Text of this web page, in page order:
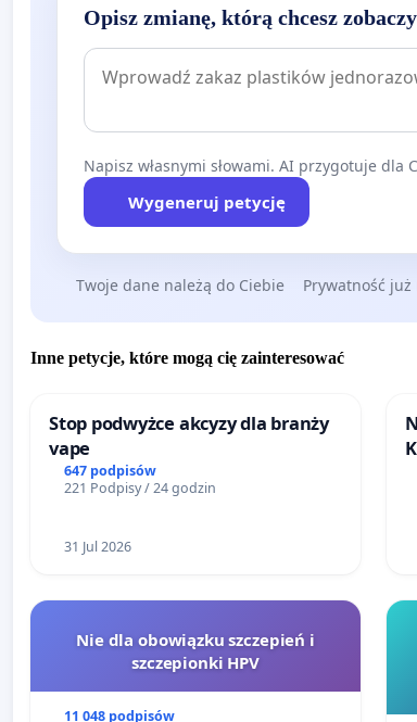
Opisz zmianę, którą chcesz
Napisz własnymi słowami. AI przygotuje dla
Wygeneruj petycję
Twoje dane należą do Ciebie Prywatność
Inne petycje, które mogą cię zainteresować
Stop podwyżce akcyzy dla branży
vape
647 podpisów
221 Podpisy / 24 godzin
31 Jul 2026
Nie dla obowiązku szczepień i
szczepionki HPV
11 048 podpisów